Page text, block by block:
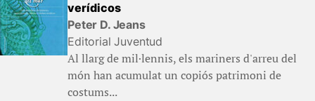
verídicos
Peter D. Jeans
Editorial Juventud
Al llarg de mil·lennis, els mariners d'arreu del
món han acumulat un copiós patrimoni de
costums...